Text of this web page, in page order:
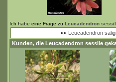
Ich habe eine Frage zu Leucadendron
«« Leucadendron
Kunden, die Leucadendron sessile